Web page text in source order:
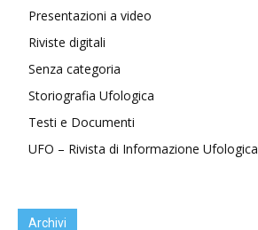
Presentazioni a video
Riviste digitali
Senza categoria
Storiografia Ufologica
Testi e Documenti
UFO – Rivista di Informazione Ufologica
Archivi